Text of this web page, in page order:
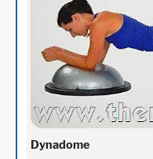
Dynadome